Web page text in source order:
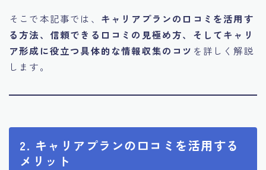
そこで本記事では、 キャリアプランの口コミを活用す
る方法、信頼できる口コミの見極め方、そしてキャリ
ア形成に役立つ具体的な情報収集のコツ を詳しく解説
します。
2. キャリアプランの口コミを活用する
メリット